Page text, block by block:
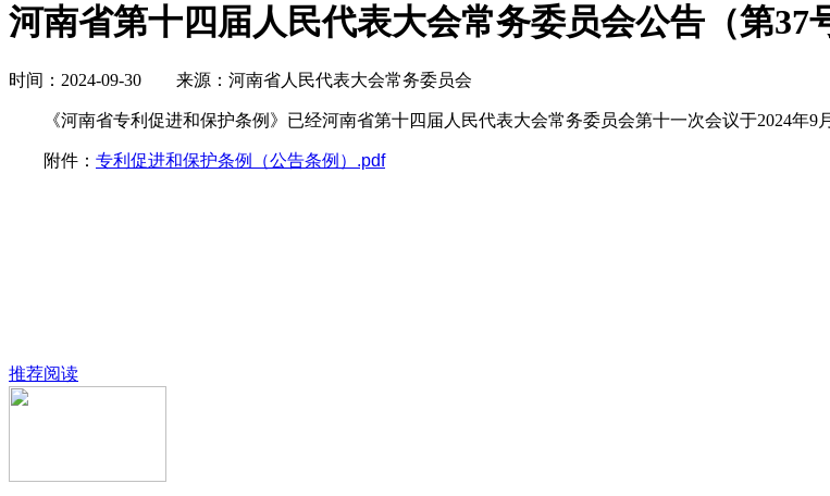
河南省第十四届人民代表大会常务委员会公告（第37
时间：2024-09-30 来源：河南省人民代表大会常务委员会
《河南省专利促进和保护条例》已经河南省第十四届人民代表大会常务委员会第十一次会议于2024年9
附件： 专利促进和保护条例（公告条例）.pdf
推荐阅读